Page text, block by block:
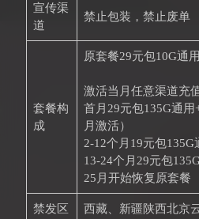
宣传渠
道
禁止包装，禁止废单
套餐构
成
原套餐29元包10G通用
激活当月任意渠道充
首月29元包135G通
月激活）
2-12个月19元包135G
13-24个月29元包
25月开始恢复原套餐
禁发区
西藏、新疆陕西北京